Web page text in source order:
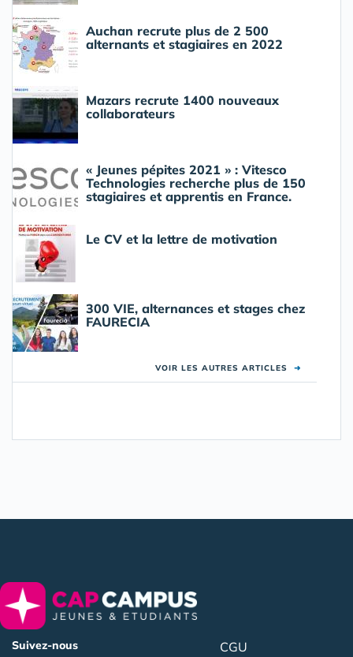
Auchan recrute plus de 2 500
alternants et stagiaires en 2022
Mazars recrute 1400 nouveaux
collaborateurs
« Jeunes pépites 2021 » : Vitesco
Technologies recherche plus de 150
stagiaires et apprentis en France.
Le CV et la lettre de motivation
300 VIE, alternances et stages chez
FAURECIA
VOIR LES AUTRES ARTICLES ➜
Suivez-nous
CGU